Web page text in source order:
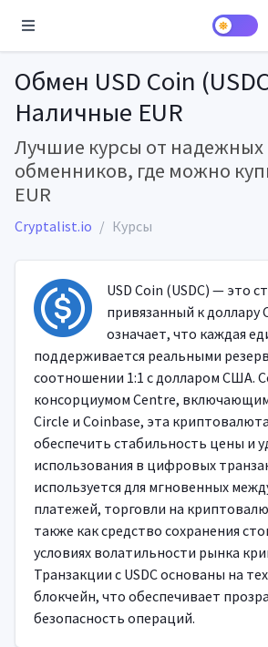
Обмен USD Coin
Наличные EUR
Лучшие курсы от надежных
обменников, где можно
EUR
Cryptalist.io Курсы
USD Coin (USDC) — это
привязанный к доллару
означает, что каждая
поддерживается реальными
соотношении 1:1 с долларом США.
консорциумом Centre,
Circle и Coinbase, эта
обеспечить стабильность цены и
использования в цифровых
используется для мгновенных
платежей, торговли на
также как средство сохранения
условиях волатильности рынка
Транзакции с USDC основаны на
блокчейн, что обеспечивает
безопасность операций.